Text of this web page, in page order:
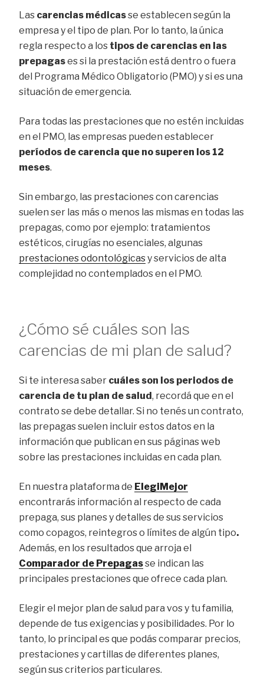
Las carencias médicasse establecen según la
empresa y el tipo de plan. Por lo tanto, la única
regla respecto a los tipos de carencias en las
prepagases si la prestación está dentro o fuera
del Programa Médico Obligatorio (PMO) y si es una
situación de emergencia.
Para todas las prestaciones que no estén incluidas
en el PMO, las empresas pueden establecer
períodos de carencia que no superen los 12
meses.
Sin embargo, las prestaciones con carencias
suelen ser las más o menos las mismas en todas las
prepagas, como por ejemplo: tratamientos
estéticos, cirugías no esenciales, algunas
prestaciones odontológicasy servicios de alta
complejidad no contemplados en el PMO.
¿Cómo sé cuáles son las
carencias de mi plan de salud?
Si te interesa saber cuáles son los periodos de
carencia de tu plan de salud, recordá que en el
contrato se debe detallar. Si no tenés un contrato,
las prepagas suelen incluir estos datos en la
información que publican en sus páginas web
sobre las prestaciones incluidas en cada plan.
En nuestra plataforma de ElegiMejor
encontrarás información al respecto de cada
prepaga, sus planes y detalles de sus servicios
como copagos, reintegros o límites de algún tipo.
Además, en los resultados que arroja el
Comparador de Prepagasse indican las
principales prestaciones que ofrece cada plan.
Elegir el mejor plan de salud para vos y tu familia,
depende de tus exigencias y posibilidades. Por lo
tanto, lo principal es que podás comparar precios,
prestaciones y cartillas de diferentes planes,
según sus criterios particulares.